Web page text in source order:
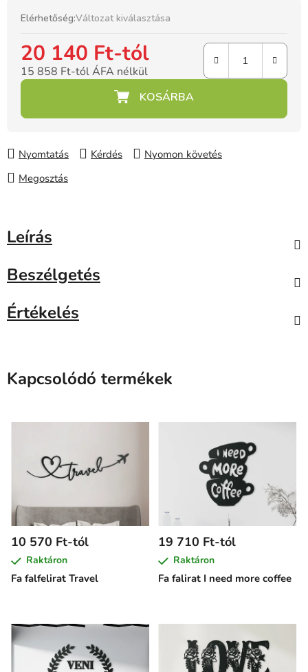
Elérhetőség:Változat kiválasztása
20 140 Ft-tól
15 858 Ft-tól ÁFA nélkül
Egységár:
Nyomtatás Kérdés
Nyomon követés
Megosztás
Leírás
Beszélgetés
Értékelés
Kapcsolódó termékek
Fa falfelirat Travel
10 570 Ft-tól
Raktáron
Fa falirat I need more coffee
19 710 Ft-tól
Raktáron